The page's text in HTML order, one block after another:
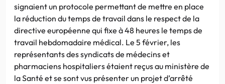
signaient un protocole permettant de mettre en place
la réduction du temps de travail dans le respect de la
directive européenne qui fixe à 48 heures le temps de
travail hebdomadaire médical. Le 5 février, les
représentants des syndicats de médecins et
pharmaciens hospitaliers étaient reçus au ministère de
la Santé et se sont vus présenter un projet d’arrêté